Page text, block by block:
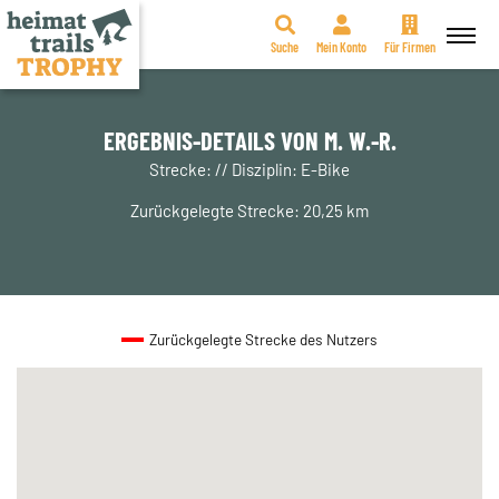
Zum
Suche Mein Konto Für Firmen
ERGEBNIS-DETAILS VON M. W.-R.
Strecke: // Disziplin: E-Bike
Zurückgelegte Strecke: 20,25 km
Zurückgelegte Strecke des Nutzers